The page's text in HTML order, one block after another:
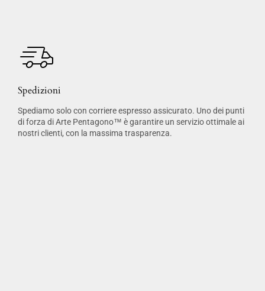
Spedizioni
Spediamo solo con corriere espresso assicurato. Uno dei punti
di forza di Arte Pentagono™ è garantire un servizio ottimale ai
nostri clienti, con la massima trasparenza.